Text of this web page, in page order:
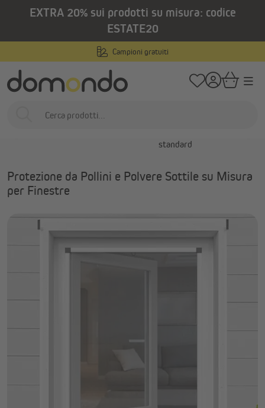
principale
EXTRA 20% sui prodotti su misura: codice
ESTATE20
Campioni gratuiti
Prodotti per esterni / Zanzariere
Reti antipolline
Zanzariere
standard
Protezione da Pollini e Polvere Sottile su Misura
per Finestre